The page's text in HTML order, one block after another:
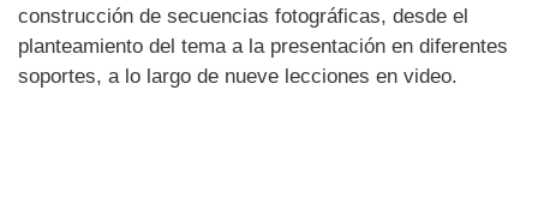
construcción de secuencias fotográficas, desde el
planteamiento del tema a la presentación en diferentes
soportes, a lo largo de nueve lecciones en video.